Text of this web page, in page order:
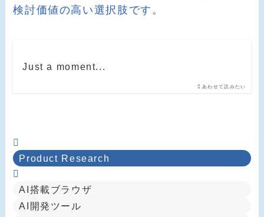
検討価値の高い選択肢です。
あわせて読みたい
Just a moment...
Product Research
AI搭載ブラウザ
AI開発ツール